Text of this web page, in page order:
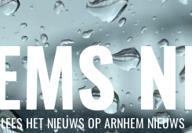
LEES HET NIEUWS OP ARNHEM NIEUWS